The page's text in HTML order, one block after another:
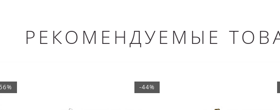
РЕКОМЕНДУЕМЫЕ
-44%